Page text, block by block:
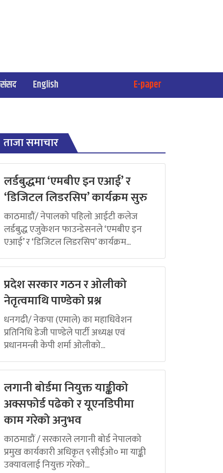
संसद English E-paper
ताजा समाचार
लर्डबुद्धमा ‘एमबीए इन एआई’ र
‘डिजिटल लिडरसिप’ कार्यक्रम सुरु
काठमाडौं/ नेपालको पहिलो आईटी कलेज
लर्डबुद्ध एजुकेशन फाउन्डेसनले ‘एमबीए इन
एआई’ र ‘डिजिटल लिडरसिप’ कार्यक्रम...
प्रदेश सरकार गठन र ओलीको
नेतृत्वमाथि पाण्डेको प्रश्न
धनगढी/ नेकपा (एमाले) का महाधिवेशन
प्रतिनिधि डेजी पाण्डेले पार्टी अध्यक्ष एवं
प्रधानमन्त्री केपी शर्मा ओलीको...
लगानी बोर्डमा नियुक्त याङ्कीको
अक्सफोर्ड पढेको र यूएनडिपीमा
काम गरेको अनुभव
काठमाडौं / सरकारले लगानी बोर्ड नेपालको
प्रमुख कार्यकारी अधिकृत ९सीईओ० मा याङ्की
उक्यावलाई नियुक्त गरेको...